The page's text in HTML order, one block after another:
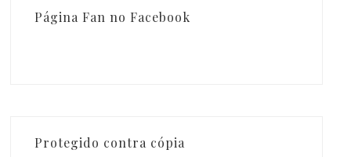
Página Fan no Facebook
Protegido contra cópia